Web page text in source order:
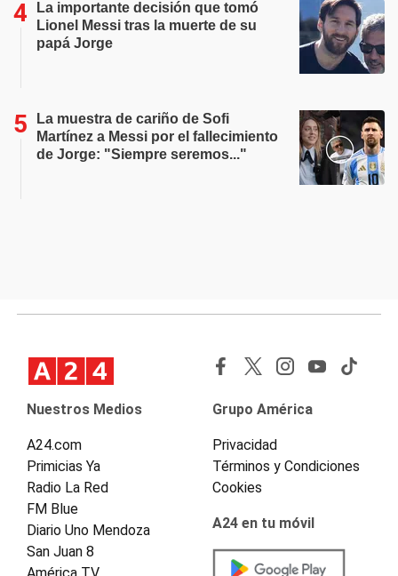
La importante decisión que tomó
Lionel Messi tras la muerte de su
papá Jorge
La muestra de cariño de Sofi
Martínez a Messi por el fallecimiento
de Jorge: "Siempre seremos..."
Nuestros Medios
A24.com
Primicias Ya
Radio La Red
FM Blue
Diario Uno Mendoza
San Juan 8
Grupo América
Privacidad
Términos y Condiciones
Cookies
A24 en tu móvil